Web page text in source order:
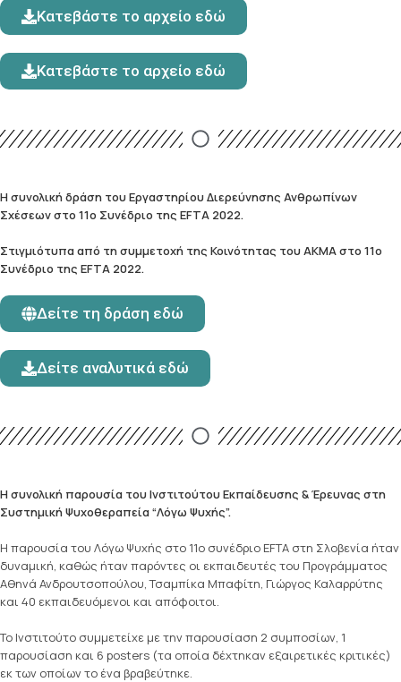
Κατεβάστε το αρχείο εδώ
Κατεβάστε το αρχείο εδώ
Η συνολική δράση του Εργαστηρίου Διερεύνησης Ανθρωπίνων
Σχέσεων στο 11o Συνέδριο της EFTA 2022.
Στιγμιότυπα από τη συμμετοχή της Κοινότητας του ΑΚΜΑ στο 11o
Συνέδριο της EFTA 2022.
Δείτε τη δράση εδώ
Δείτε αναλυτικά εδώ
Η συνολική παρουσία του Ινστιτούτου Εκπαίδευσης & Έρευνας στη
Συστημική Ψυχοθεραπεία “Λόγω Ψυχής”.
Η παρουσία του Λόγω Ψυχής στο 11ο συνέδριο EFTA στη Σλοβενία ήταν
δυναμική, καθώς ήταν παρόντες οι εκπαιδευτές του Προγράμματος
Αθηνά Ανδρουτσοπούλου, Τσαμπίκα Μπαφίτη, Γιώργος Καλαρρύτης
και 40 εκπαιδευόμενοι και απόφοιτοι.
Το Ινστιτούτο συμμετείχε με την παρουσίαση 2 συμποσίων, 1
παρουσίαση και 6 posters (τα οποία δέχτηκαν εξαιρετικές κριτικές)
εκ των οποίων το ένα βραβεύτηκε.